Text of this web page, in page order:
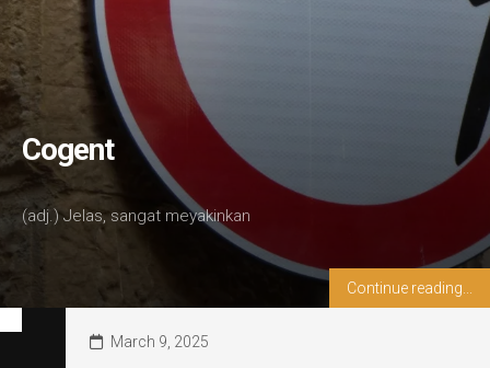
Cogent
(adj.) Jelas, sangat meyakinkan
Continue reading...
March 9, 2025